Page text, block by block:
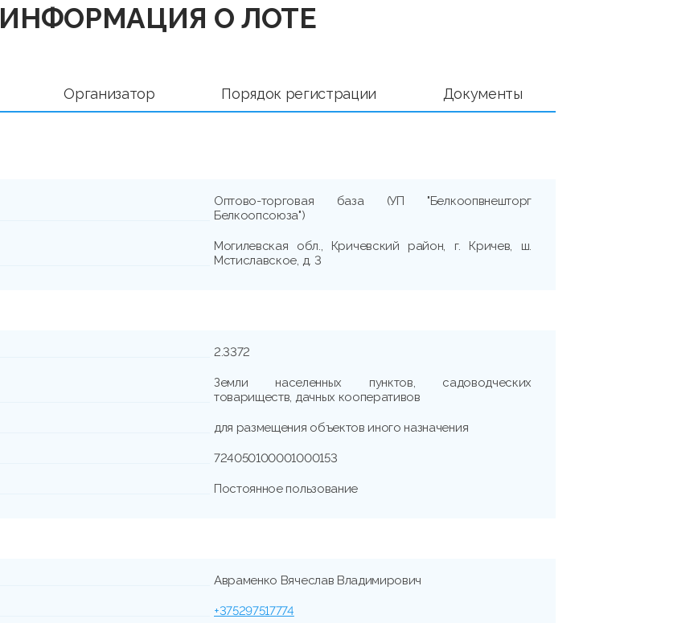
ИНФОРМАЦИЯ О ЛОТЕ
Организатор Порядок регистрации Документы
Оптово-торговая база (УП "Белкоопвнешторг
Белкоопсоюза")
Могилевская обл., Кричевский район, г. Кричев, ш.
Мстиславское, д. 3
2.3372
Земли населенных пунктов, садоводческих
товариществ, дачных кооперативов
для размещения объектов иного назначения
724050100001000153
Постоянное пользование
Авраменко Вячеслав Владимирович
+375297517774